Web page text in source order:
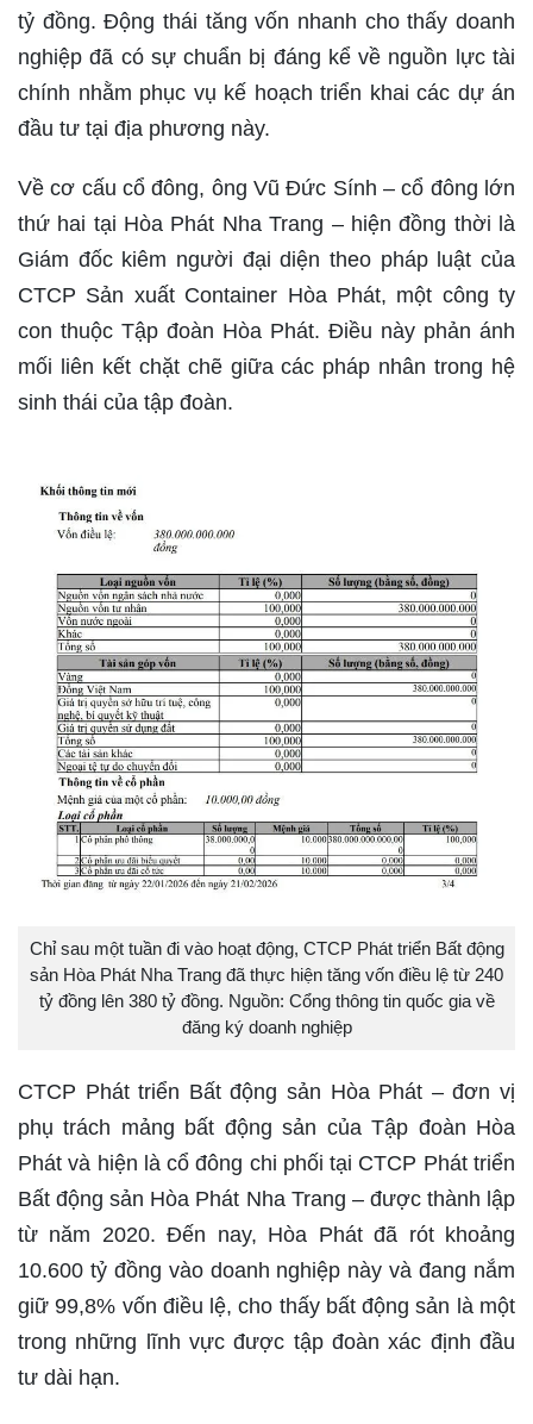
tỷ đồng. Động thái tăng vốn nhanh cho thấy doanh
nghiệp đã có sự chuẩn bị đáng kể về nguồn lực tài
chính nhằm phục vụ kế hoạch triển khai các dự án
đầu tư tại địa phương này.
Về cơ cấu cổ đông, ông Vũ Đức Sính – cổ đông lớn
thứ hai tại Hòa Phát Nha Trang – hiện đồng thời là
Giám đốc kiêm người đại diện theo pháp luật của
CTCP Sản xuất Container Hòa Phát, một công ty
con thuộc Tập đoàn Hòa Phát. Điều này phản ánh
mối liên kết chặt chẽ giữa các pháp nhân trong hệ
sinh thái của tập đoàn.
Chỉ sau một tuần đi vào hoạt động, CTCP Phát triển Bất động
sản Hòa Phát Nha Trang đã thực hiện tăng vốn điều lệ từ 240
tỷ đồng lên 380 tỷ đồng. Nguồn: Cổng thông tin quốc gia về
đăng ký doanh nghiệp
CTCP Phát triển Bất động sản Hòa Phát – đơn vị
phụ trách mảng bất động sản của Tập đoàn Hòa
Phát và hiện là cổ đông chi phối tại CTCP Phát triển
Bất động sản Hòa Phát Nha Trang – được thành lập
từ năm 2020. Đến nay, Hòa Phát đã rót khoảng
10.600 tỷ đồng vào doanh nghiệp này và đang nắm
giữ 99,8% vốn điều lệ, cho thấy bất động sản là một
trong những lĩnh vực được tập đoàn xác định đầu
tư dài hạn.